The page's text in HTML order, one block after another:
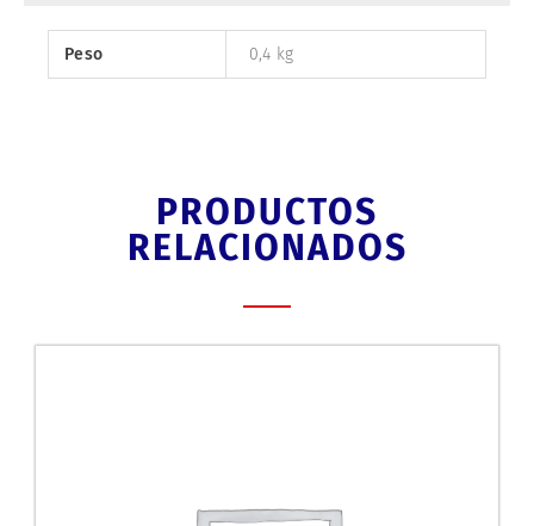
Peso 0,4 kg
PRODUCTOS
RELACIONADOS